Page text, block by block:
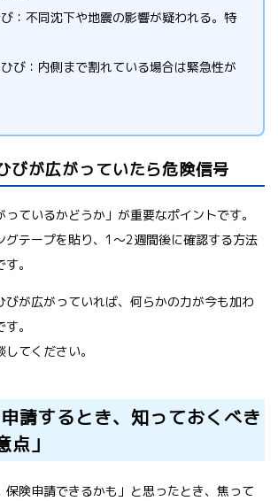
び：不同沈下や地震の影響が疑われる。特
び：内側まで割れている場合は緊急性が
びが広がっていたら危険信号
ているかどうか」が重要なポイントです。
グテープを貼り、1〜2週間後に確認する方法
。
びが広がっていれば、何らかの力が今も加わ
。
てください。
請するとき、知っておくべき
点」
保険申請できるかも」と思ったとき、焦って